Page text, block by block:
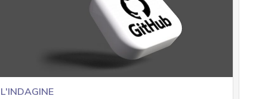
L'INDAGINE